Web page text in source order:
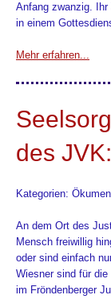
Anfang zwanzig.
in einem
Mehr erfahren...
des
Kategorien:
An dem Ort des
Mensch freiwillig
oder sind einfach
Wiesner sind für
im Fröndenberger